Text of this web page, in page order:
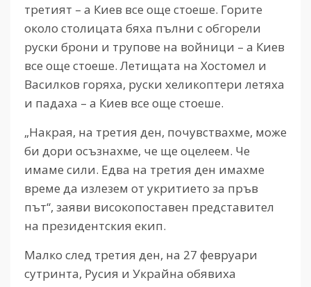
третият – а Киев все още стоеше. Горите
около столицата бяха пълни с обгорели
руски брони и трупове на войници – а Киев
все още стоеше. Летищата на Хостомел и
Василков горяха, руски хеликоптери летяха
и падаха – а Киев все още стоеше.
„Накрая, на третия ден, почувствахме, може
би дори осъзнахме, че ще оцелеем. Че
имаме сили. Едва на третия ден имахме
време да излезем от укритието за пръв
път“, заяви високопоставен представител
на президентския екип.
Малко след третия ден, на 27 февруари
сутринта, Русия и Украйна обявиха